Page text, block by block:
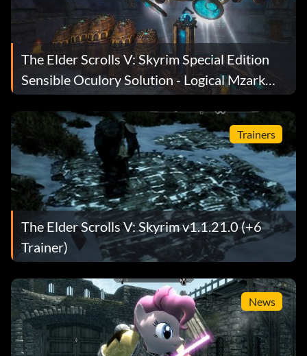
The Elder Scrolls V: Skyrim Special Edition
Sensible Oculory Solution - Logical Mzark
Puzzle Mod v0.1.1
Trainers
The Elder Scrolls V: Skyrim v1.1.21.0 (+6
Trainer)
News